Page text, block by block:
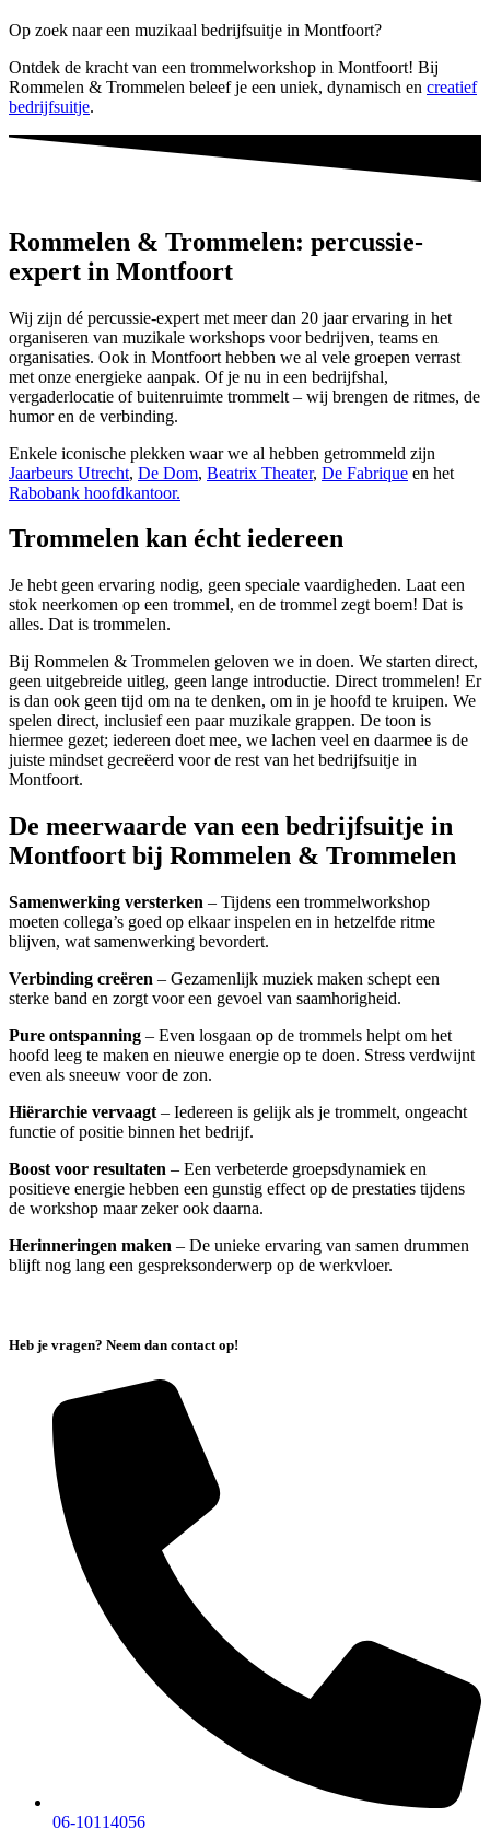
Op zoek naar een muzikaal bedrijfsuitje in Montfoort?
Ontdek de kracht van een trommelworkshop in Montfoort! Bij
Rommelen & Trommelen beleef je een uniek, dynamisch en creatief
bedrijfsuitje.
Rommelen & Trommelen: percussie-
expert in Montfoort
Wij zijn dé percussie-expert met meer dan 20 jaar ervaring in het
organiseren van muzikale workshops voor bedrijven, teams en
organisaties. Ook in Montfoort hebben we al vele groepen verrast
met onze energieke aanpak. Of je nu in een bedrijfshal,
vergaderlocatie of buitenruimte trommelt – wij brengen de ritmes, de
humor en de verbinding.
Enkele iconische plekken waar we al hebben getrommeld zijn
Jaarbeurs Utrecht, De Dom, Beatrix Theater, De Fabrique en het
Rabobank hoofdkantoor.
Trommelen kan écht iedereen
Je hebt geen ervaring nodig, geen speciale vaardigheden. Laat een
stok neerkomen op een trommel, en de trommel zegt boem! Dat is
alles. Dat is trommelen.
Bij Rommelen & Trommelen geloven we in doen. We starten direct,
geen uitgebreide uitleg, geen lange introductie. Direct trommelen! Er
is dan ook geen tijd om na te denken, om in je hoofd te kruipen. We
spelen direct, inclusief een paar muzikale grappen. De toon is
hiermee gezet; iedereen doet mee, we lachen veel en daarmee is de
juiste mindset gecreëerd voor de rest van het bedrijfsuitje in
Montfoort.
De meerwaarde van een bedrijfsuitje in
Montfoort bij Rommelen & Trommelen
Samenwerking versterken – Tijdens een trommelworkshop
moeten collega’s goed op elkaar inspelen en in hetzelfde ritme
blijven, wat samenwerking bevordert.
Verbinding creëren – Gezamenlijk muziek maken schept een
sterke band en zorgt voor een gevoel van saamhorigheid.
Pure ontspanning – Even losgaan op de trommels helpt om het
hoofd leeg te maken en nieuwe energie op te doen. Stress verdwijnt
even als sneeuw voor de zon.
Hiërarchie vervaagt – Iedereen is gelijk als je trommelt, ongeacht
functie of positie binnen het bedrijf.
Boost voor resultaten – Een verbeterde groepsdynamiek en
positieve energie hebben een gunstig effect op de prestaties tijdens
de workshop maar zeker ook daarna.
Herinneringen maken – De unieke ervaring van samen drummen
blijft nog lang een gespreksonderwerp op de werkvloer.
Heb je vragen? Neem dan contact op!
06-10114056